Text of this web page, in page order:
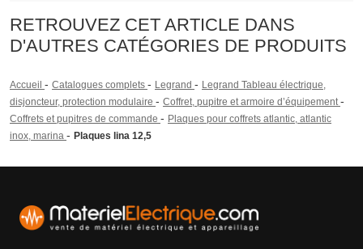
RETROUVEZ CET ARTICLE DANS
D'AUTRES CATÉGORIES DE PRODUITS
Accueil - Catalogues complets - Legrand - Legrand Tableau électrique,
disjoncteur, protection modulaire - Coffret, pupitre et armoire d’équipement -
Coffrets et pupitres de commande - Plaques pour coffrets atlantic, atlantic
inox, marina - Plaques lina 12,5